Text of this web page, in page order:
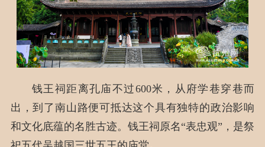
钱王祠距离孔庙不过600米，从府学巷穿巷而
出，到了南山路便可抵达这个具有独特的政治影响
和文化底蕴的名胜古迹。钱王祠原名“表忠观”，是祭